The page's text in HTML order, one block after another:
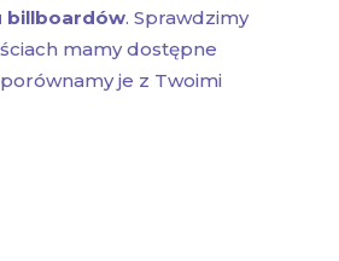
billboardów. Sprawdzimy
mamy dostępne
je z Twoimi